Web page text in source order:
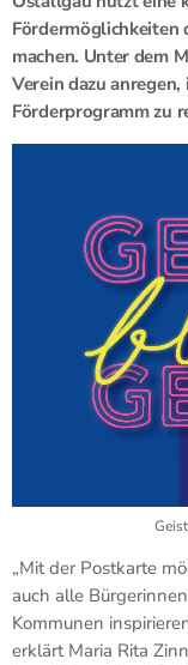
Fördermöglichkeiten
machen. Unter dem
Verein dazu
Förderprogramm zu
„Mit der Postkarte
auch alle
Kommunen
erklärt Maria Rita